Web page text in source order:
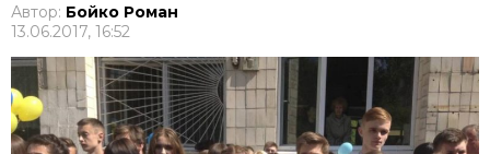
Автор: Бойко Роман
13.06.2017, 16:52